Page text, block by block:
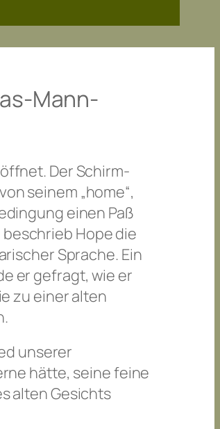
Mann-
Der Schirm-
seinem „home“,
einen Paß
Hope die
Sprache. Ein
er gefragt, wie er
zu einer alten
unserer
hätte, seine feine
alten Gesichts